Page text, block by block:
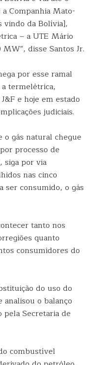
Companhia Mato-
vindo da Bolívia],
– a UTE Mário
disse Santos Jr.
por esse ramal
termelétrica,
e hoje em estado
judiciais.
o gás natural chegue
processo de
siga por via
nas cinco
ser consumido, o gás
tanto nos
quanto
consumidores do
do uso do
analisou o balanço
Secretaria de
combustível